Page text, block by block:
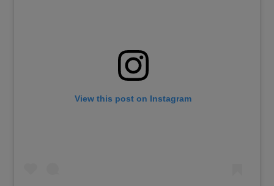
View this post on Instagram